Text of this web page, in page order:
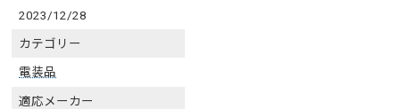
2023/12/28
カテゴリー
電装品
適応メーカー